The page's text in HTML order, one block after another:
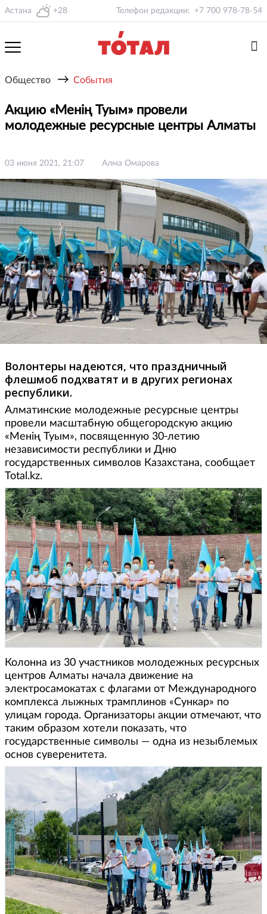
Астана +28 Телефон редакции: +7 700 978-78-54
Общество → События
Акцию «Менің Туым» провели
молодежные ресурсные центры Алматы
03 июня 2021, 21:07 Алма Омарова
Волонтеры надеются, что праздничный
флешмоб подхватят и в других регионах
республики.
Алматинские молодежные ресурсные центры
провели масштабную общегородскую акцию
«Менің Туым», посвященную 30-летию
независимости республики и Дню
государственных символов Казахстана, сообщает
Total.kz.
Колонна из 30 участников молодежных ресурсных
центров Алматы начала движение на
электросамокатах с флагами от Международного
комплекса лыжных трамплинов «Сункар» по
улицам города. Организаторы акции отмечают, что
таким образом хотели показать, что
государственные символы — одна из незыблемых
основ суверенитета.